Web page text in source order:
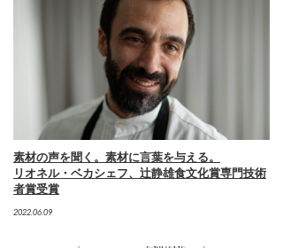
素材の声を聞く。素材に言葉を与える。
リオネル・ベカシェフ、辻静雄食文化賞専門技術
者賞受賞
2022.06.09